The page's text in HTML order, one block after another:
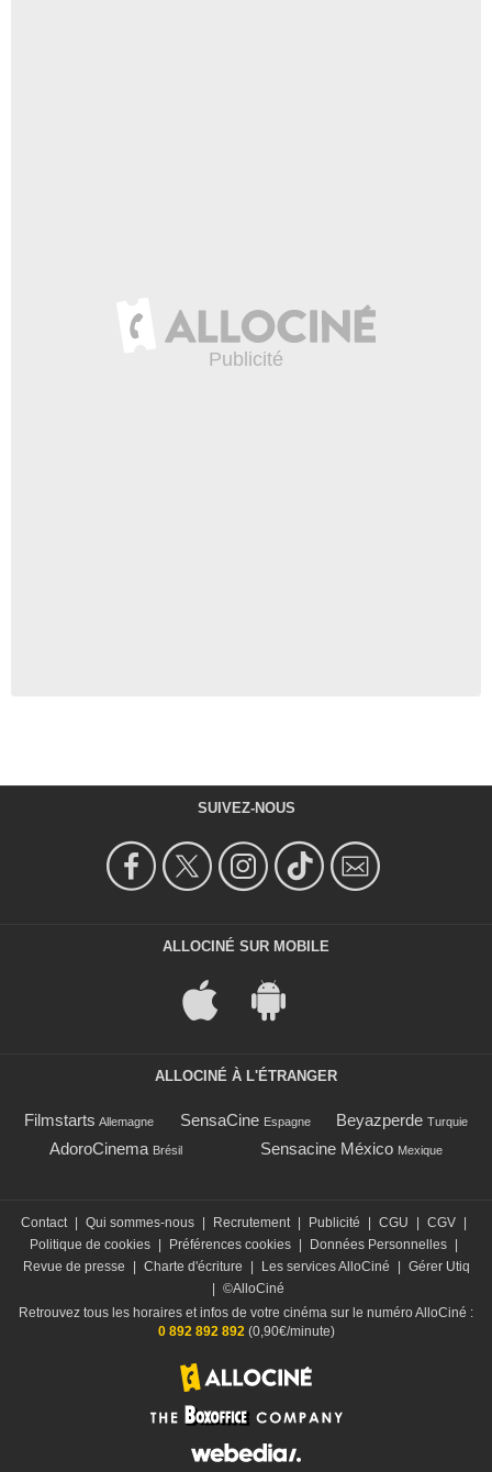
SUIVEZ-NOUS
ALLOCINÉ SUR MOBILE
ALLOCINÉ À L'ÉTRANGER
Filmstarts Allemagne SensaCine Espagne Beyazperde Turquie
AdoroCinema Brésil Sensacine México Mexique
Contact Qui sommes-nous Recrutement Publicité CGU CGV
Politique de cookies
Préférences cookies Données Personnelles
Revue de presse
Charte d'écriture Les services AlloCiné
Gérer Utiq
©AlloCiné
Retrouvez tous les horaires et infos de votre cinéma sur le numéro AlloCiné :
0 892 892 892(0,90€/minute)